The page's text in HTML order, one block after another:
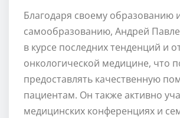
Благодаря своему образованию
самообразованию, Андрей
в курсе последних тенденций и
онкологической медицине, что
предоставлять качественную
пациентам. Он также активно
медицинских конференциях и